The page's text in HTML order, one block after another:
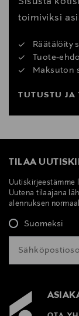
toimiviksi
Räätälöity
Tuote-
Maksuton
TUTUSTU
TILAA
Uutiskirjeestämme
Uutena tilaajana
alennuksen
Suomeksi